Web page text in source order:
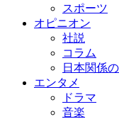
スポーツ
オピニオン
社説
コラム
日本関係
エンタメ
ドラマ
音楽